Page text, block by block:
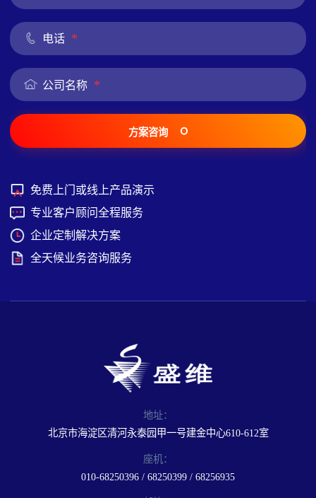
电话 *
公司名称 *
方案咨询
免费上门或线上产品演示
专业客户顾问全程服务
企业定制解决方案
全天候业务咨询服务
地址：
北京市海淀区清河永泰园甲一号建金中心610-612室
座机：
010-68250396 / 68250399 / 68256935